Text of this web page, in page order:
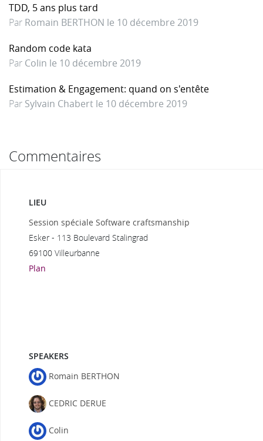
TDD, 5 ans plus tard
Par Romain BERTHON le 10 décembre 2019
Random code kata
Par Colin le 10 décembre 2019
Estimation & Engagement: quand on s'entête
Par Sylvain Chabert le 10 décembre 2019
Commentaires
LIEU
Session spéciale Software craftsmanship
Esker - 113 Boulevard Stalingrad
69100 Villeurbanne
Plan
SPEAKERS
Romain BERTHON
CEDRIC DERUE
Colin